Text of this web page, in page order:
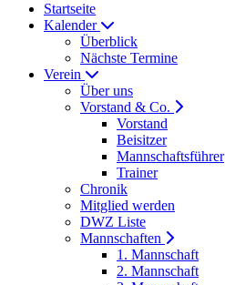
Startseite
Kalender
Überblick
Nächste Termine
Verein
Über uns
Vorstand & Co.
Vorstand
Beisitzer
Mannschaftsführer
Trainer
Chronik
Mitglied werden
DWZ Liste
Mannschaften
1. Mannschaft
2. Mannschaft